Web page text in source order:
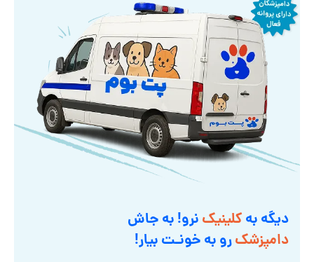
دیگه بهکلینیکنرو! به جاش
دامپزشکرو به خونـت بیار!